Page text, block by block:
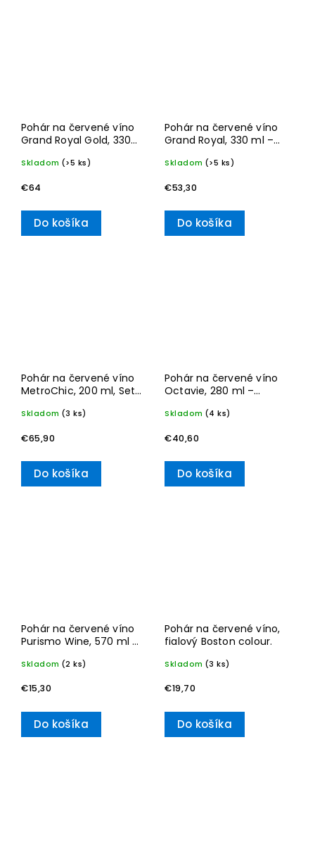
Pohár na červené víno
Grand Royal Gold, 330
Skladom (>5 ks)
€64
Do košíka
Pohár na červené víno
Grand Royal, 330 ml –
Skladom (>5 ks)
€53,30
Do košíka
Pohár na červené víno
MetroChic, 200 ml, Set
Skladom (3 ks)
€65,90
Do košíka
Pohár na červené víno
Octavie, 280 ml –
Skladom (4 ks)
€40,60
Do košíka
Pohár na červené víno
Purismo Wine, 570 ml –
Skladom (2 ks)
€15,30
Do košíka
Pohár na červené víno,
fialový Boston colour.
Skladom (3 ks)
€19,70
Do košíka